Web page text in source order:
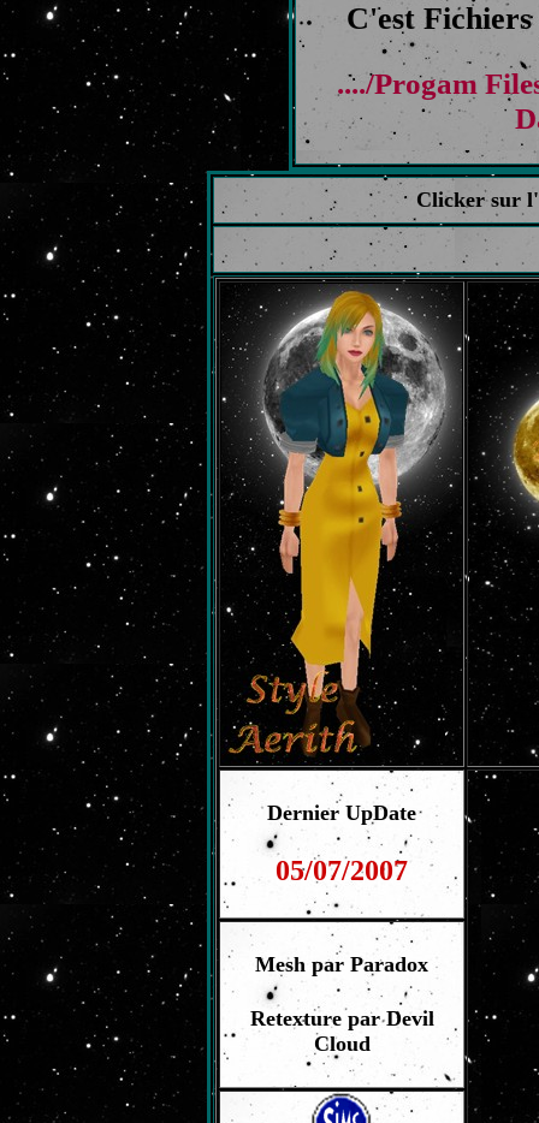
C'est
..../Progam
Clicker sur
Dernier UpDate
05/07/2007
Mesh par Paradox
Retexture par Devil
Cloud